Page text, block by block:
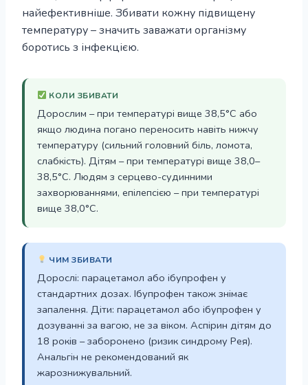
найефективніше. Збивати кожну підвищену
температуру – значить заважати організму
боротись з інфекцією.
КОЛИ ЗБИВАТИ
Дорослим – при температурі вище 38,5°С або
якщо людина погано переносить навіть нижчу
температуру (сильний головний біль, ломота,
слабкість). Дітям – при температурі вище 38,0–
38,5°С. Людям з серцево-судинними
захворюваннями, епілепсією – при температурі
вище 38,0°С.
ЧИМ ЗБИВАТИ
Дорослі: парацетамол або ібупрофен у
стандартних дозах. Ібупрофен також знімає
запалення. Діти: парацетамол або ібупрофен у
дозуванні за вагою, не за віком. Аспірин дітям до
18 років – заборонено (ризик синдрому Рея).
Анальгін не рекомендований як
жарознижувальний.